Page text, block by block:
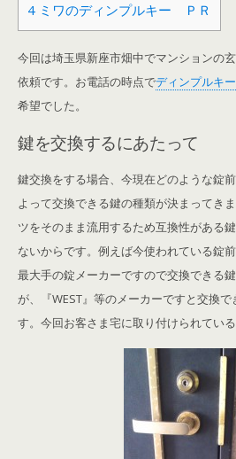
4 ミワのディンプルキー ＰＲ
今回は埼玉県新座市畑中でマンションの
依頼です。お電話の時点でディンプルキー
希望でした。
鍵を交換するにあたって
鍵交換をする場合、今現在どのような錠
よって交換できる鍵の種類が決まってき
ツをそのまま流用するため互換性がある
ないからです。例えば今使われている錠
最大手の錠メーカーですので交換できる
が、『WEST』等のメーカーですと交換
す。今回お客さま宅に取り付けられている